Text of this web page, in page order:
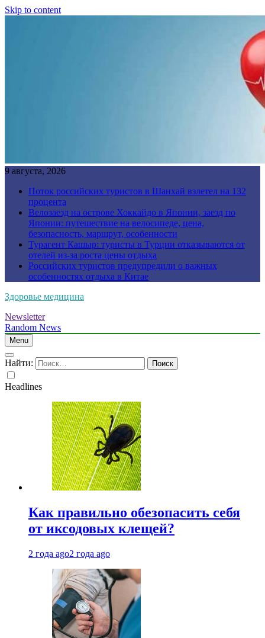
Skip to content
9 августа, 2026
Поток российских туристов в Шанхай взлетел на 132
процента
Велозаезд на острове Хоккайдо в Японии, заезд по
Японии: путешествие на велосипеде, цена,
безопасность, маршрут, особенности
Турагент Кашыр: туристы в Турции отказываются от
отелей из-за роста цены отдыха
Российских туристов предупредили о важных
особенностях отдыха в Китае
Здоровье медицина
Newsletter
Random News
Menu
Найти:
Headlines
Как правильно обезопасить себя
от иксодовых клещей?
2 года ago2 года ago